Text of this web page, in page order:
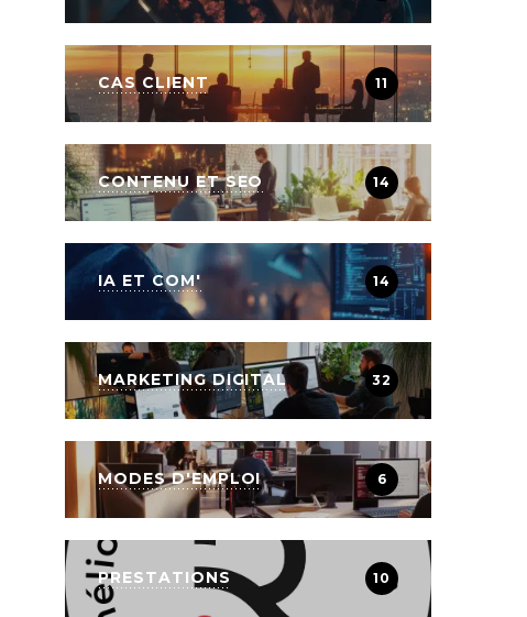
CAS CLIENT 11
CONTENU ET SEO 14
IA ET COM' 14
MARKETING DIGITAL 32
MODES D'EMPLOI 6
PRESTATIONS 10